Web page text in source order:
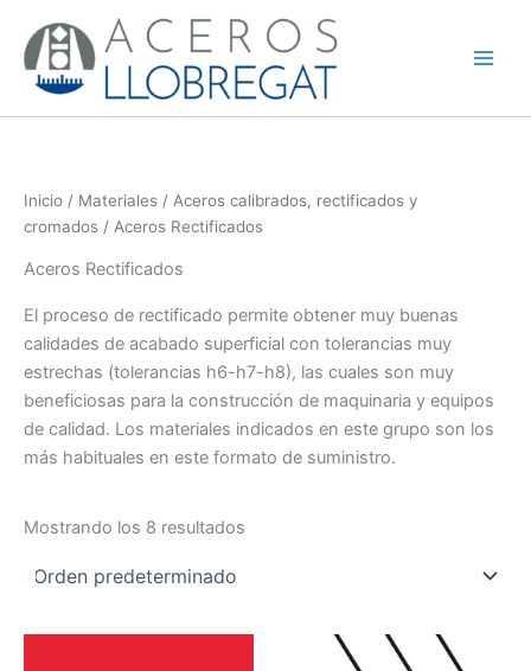
contenido
Inicio / Materiales / Aceros calibrados, rectificados y
cromados / Aceros Rectificados
Aceros Rectificados
El proceso de rectificado permite obtener muy buenas
calidades de acabado superficial con tolerancias muy
estrechas (tolerancias h6-h7-h8), las cuales son muy
beneficiosas para la construcción de maquinaria y equipos
de calidad. Los materiales indicados en este grupo son los
más habituales en este formato de suministro.
Mostrando los 8 resultados